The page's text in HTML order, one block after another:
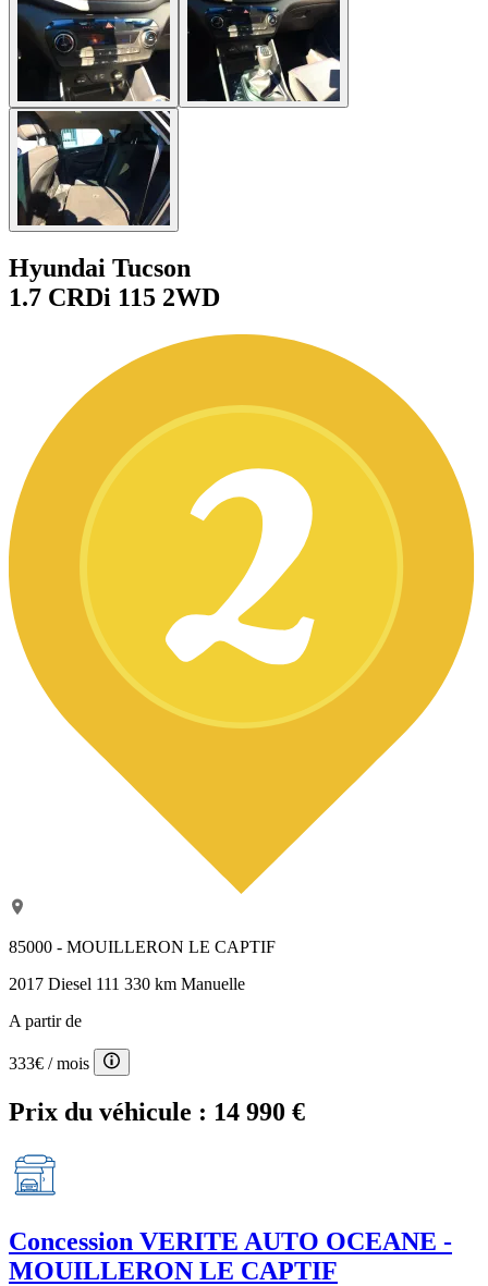
Hyundai Tucson
1.7 CRDi 115 2WD
85000 - MOUILLERON LE CAPTIF
2017 Diesel 111 330 km Manuelle
A partir de
333€ / mois
Prix du véhicule : 14 990 €
Concession VERITE AUTO OCEANE -
MOUILLERON LE CAPTIF